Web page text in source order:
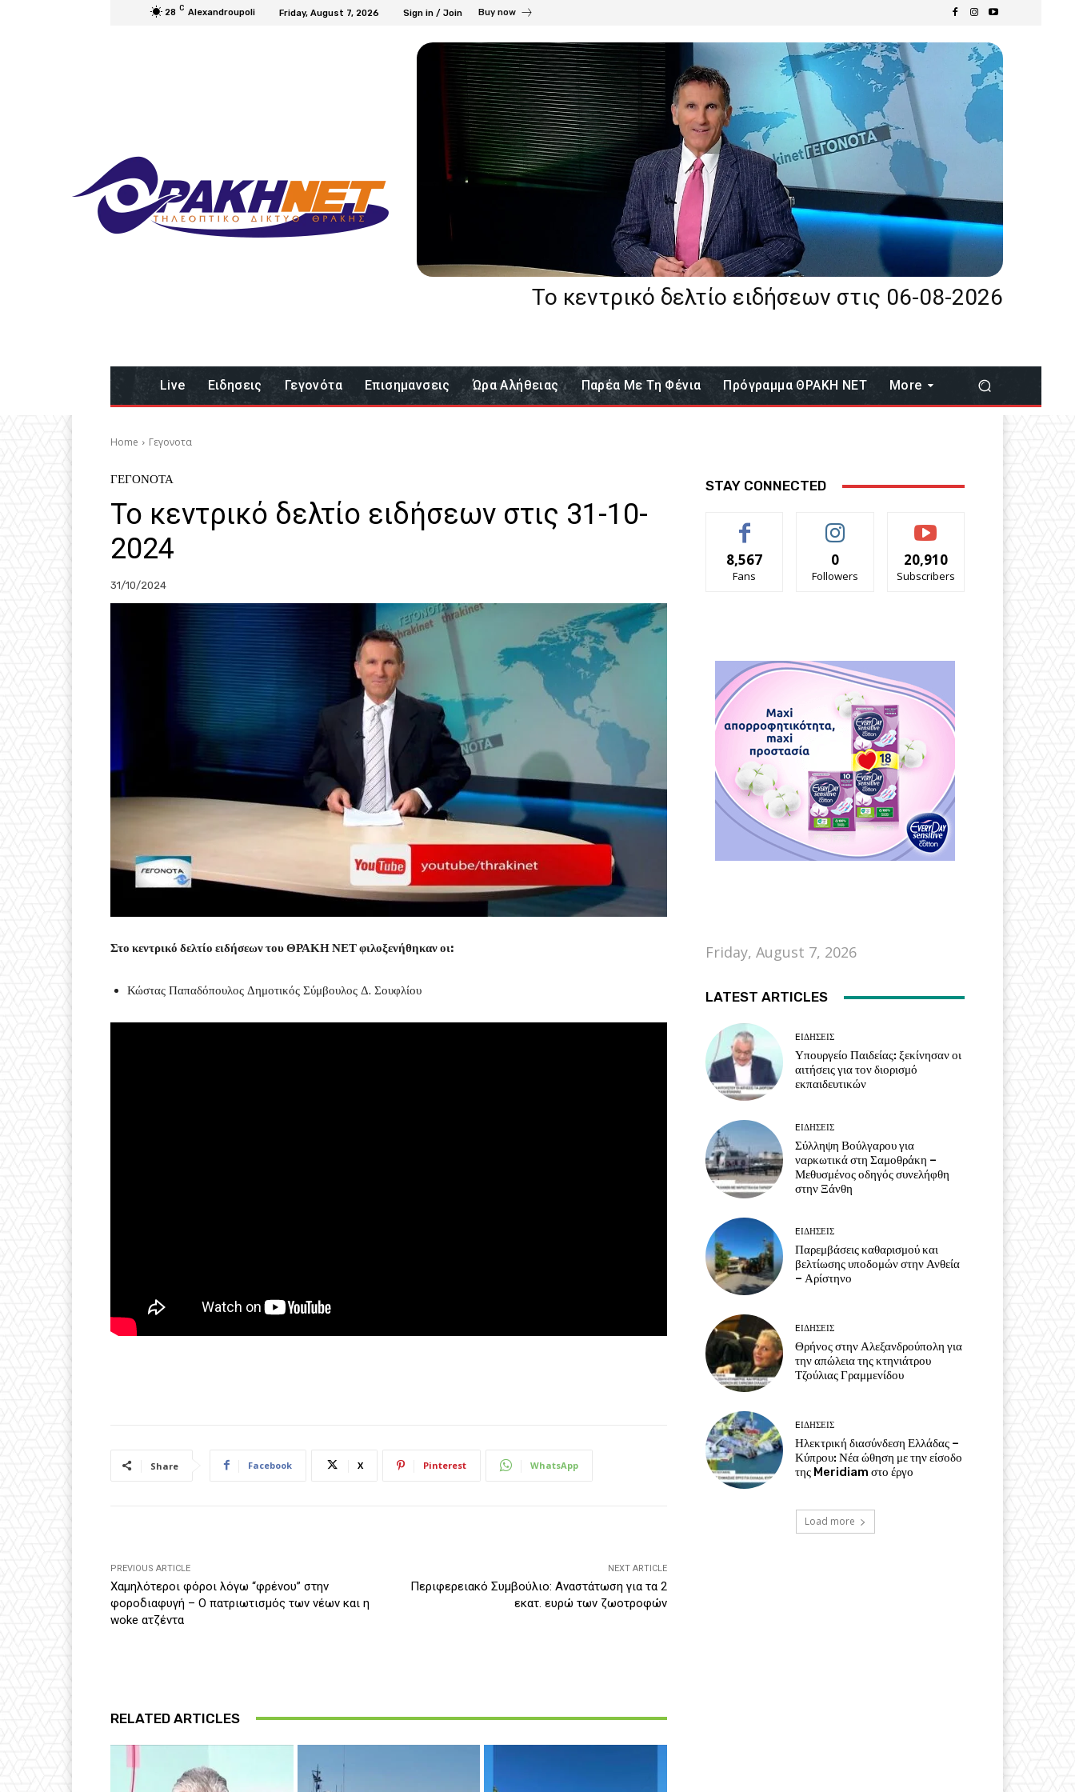
28 C Alexandroupoli Friday, August 7, 2026 Sign in / Join Buy now
Το κεντρικό δελτίο ειδήσεων στις 06-08-2026
Live Eιδησεις Γεγονότα Επισημανσεις Ώρα Αλήθειας Παρέα Με Τη Φένια Πρόγραμμα ΘΡΑΚΗ ΝΕΤ More
Home Γεγονοτα
ΓΕΓΟΝΟΤΑ
Το κεντρικό δελτίο ειδήσεων στις 31-10-
2024
31/10/2024
Στο κεντρικό δελτίο ειδήσεων του ΘΡΑΚΗ ΝΕΤ φιλοξενήθηκαν οι:
Κώστας Παπαδόπουλος Δημοτικός Σύμβουλος Δ. Σουφλίου
Share Facebook X Pinterest WhatsApp
PREVIOUS ARTICLE
Χαμηλότεροι φόροι λόγω “φρένου” στην
φοροδιαφυγή – Ο πατριωτισμός των νέων και η
woke ατζέντα
NEXT ARTICLE
Περιφερειακό Συμβούλιο: Αναστάτωση για τα 2
εκατ. ευρώ των ζωοτροφών
RELATED ARTICLES
STAY CONNECTED
8,567
Fans
0
Followers
20,910
Subscribers
Friday, August 7, 2026
LATEST ARTICLES
EΙΔΗΣΕΙΣ
Υπουργείο Παιδείας: ξεκίνησαν οι
αιτήσεις για τον διορισμό
εκπαιδευτικών
EΙΔΗΣΕΙΣ
Σύλληψη Βούλγαρου για
ναρκωτικά στη Σαμοθράκη –
Μεθυσμένος οδηγός συνελήφθη
στην Ξάνθη
EΙΔΗΣΕΙΣ
Παρεμβάσεις καθαρισμού και
βελτίωσης υποδομών στην Ανθεία
– Αρίστηνο
EΙΔΗΣΕΙΣ
Θρήνος στην Αλεξανδρούπολη για
την απώλεια της κτηνιάτρου
Τζούλιας Γραμμενίδου
EΙΔΗΣΕΙΣ
Ηλεκτρική διασύνδεση Ελλάδας –
Κύπρου: Νέα ώθηση με την είσοδο
της Meridiam στο έργο
Load more